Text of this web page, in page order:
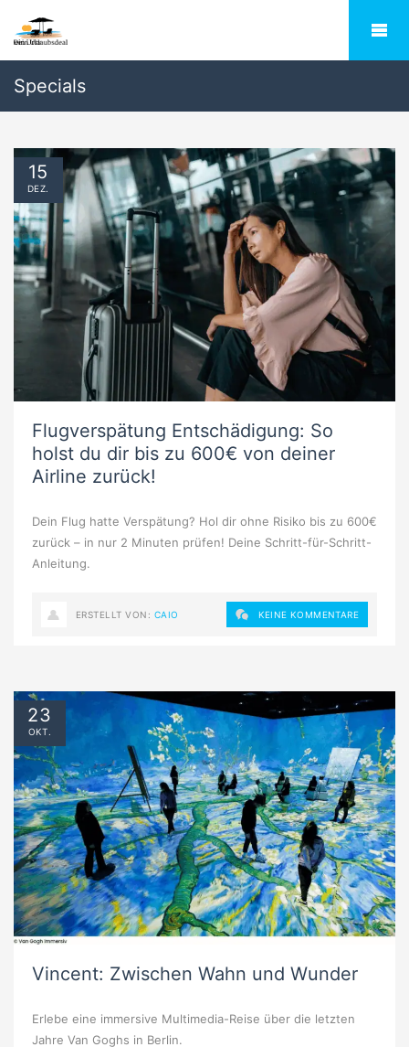
Specials
Flugverspätung Entschädigung: So
holst du dir bis zu 600€ von deiner
Airline zurück!
Dein Flug hatte Verspätung? Hol dir ohne Risiko bis zu 600€
zurück – in nur 2 Minuten prüfen! Deine Schritt-für-Schritt-
Anleitung.
15
DEZ.
ERSTELLT VON: CAIO KEINE KOMMENTARE
Vincent: Zwischen Wahn und Wunder
Erlebe eine immersive Multimedia-Reise über die letzten
Jahre Van Goghs in Berlin.
23
OKT.